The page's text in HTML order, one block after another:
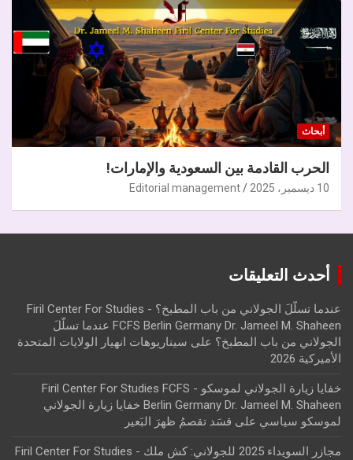
أبحاث
الحرب القادمة بين السعودية والإمارات!
10 ديسمبر، 2025 Editorial management
أحدث التعليقات
عندما تسلّلَ الجولاني من باب المطبخ؟ - Firil Center For Studies
FCFS Berlin Germany Dr. Jameel M. Shaheen عندما تسلّلَ
الجولاني من باب المطبخ؟ على سيناريوهات انهيار الولايات المتحدة
الأميركية 2026
خفايا زيارة الجولاني لموسكو - Firil Center For Studies FCFS
Berlin Germany Dr. Jameel M. Shaheen خفايا زيارة الجولاني
لموسكو سياسي على قسَد تقصمُ ظهرَ البَعير
مجازر السويداء 2025 للجولاني: كش ملك - Firil Center For Studies